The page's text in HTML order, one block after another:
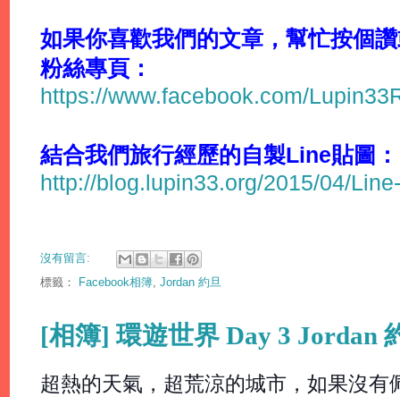
如果你喜歡我們的文章，幫忙按個
粉絲專頁：
https://www.facebook.com/
結合我們旅行經歷的自製Line貼圖：
http://blog.lupin33.org/2015/04/
沒有留言:
標籤： Facebook相簿 Jordan 約旦
[相簿] 環遊世界 Day 3 Jordan
超熱的天氣，超荒涼的城市，如果沒